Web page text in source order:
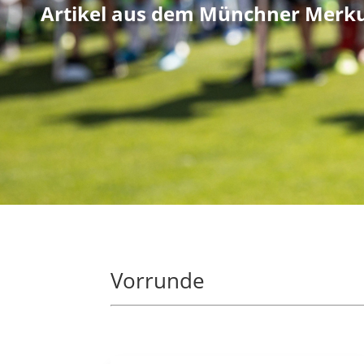
Artikel aus dem Münchner
Vorrunde